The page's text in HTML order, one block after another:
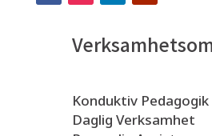
Konduktiv Pedagogik
Daglig Verksamhet